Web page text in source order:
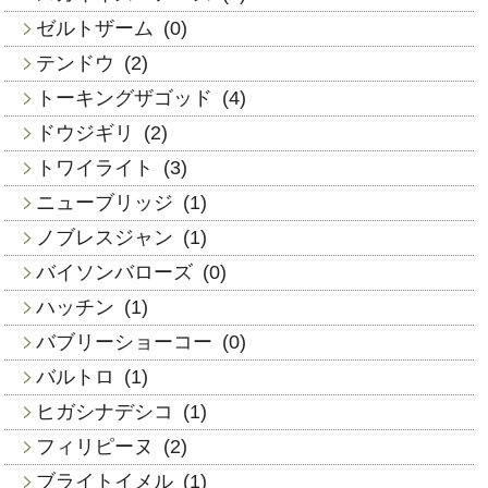
ゼルトザーム (0)
テンドウ (2)
トーキングザゴッド (4)
ドウジギリ
(2)
トワイライト
(3)
ニューブリッジ (1)
ノブレスジャン (1)
バイソンバローズ (0)
ハッチン (1)
バブリーショーコー (0)
バルトロ
(1)
ヒガシナデシコ
(1)
フィリピーヌ
(2)
ブライトイメル (1)